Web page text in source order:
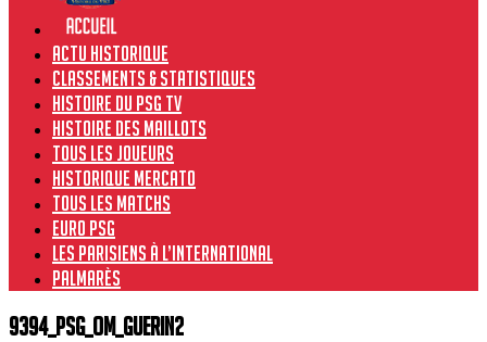
Actu historique
Classements & Statistiques
Histoire du PSG TV
Histoire des maillots
Tous les joueurs
Historique Mercato
Tous les matchs
Euro PSG
Les Parisiens à l’international
Palmarès
9394_PSG_OM_Guerin2